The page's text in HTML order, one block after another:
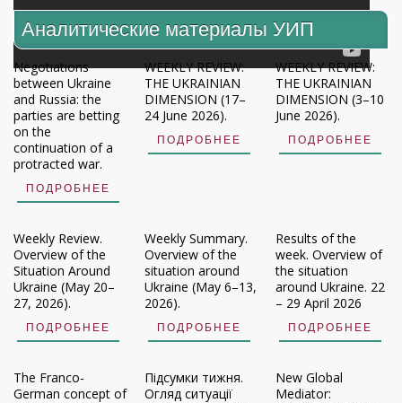
Аналитические материалы УИП
Negotiations
between Ukraine
and Russia: the
parties are betting
on the
continuation of a
protracted war.
ПОДРОБНЕЕ
WEEKLY REVIEW:
THE UKRAINIAN
DIMENSION (17–
24 June 2026).
ПОДРОБНЕЕ
WEEKLY REVIEW:
THE UKRAINIAN
DIMENSION (3–10
June 2026).
ПОДРОБНЕЕ
Weekly Review.
Overview of the
Situation Around
Ukraine (May 20–
27, 2026).
ПОДРОБНЕЕ
Weekly Summary.
Overview of the
situation around
Ukraine (May 6–13,
2026).
ПОДРОБНЕЕ
Results of the
week. Overview of
the situation
around Ukraine. 22
– 29 April 2026
ПОДРОБНЕЕ
The Franco-
German concept of
Підсумки тижня.
Огляд ситуації
New Global
Mediator: